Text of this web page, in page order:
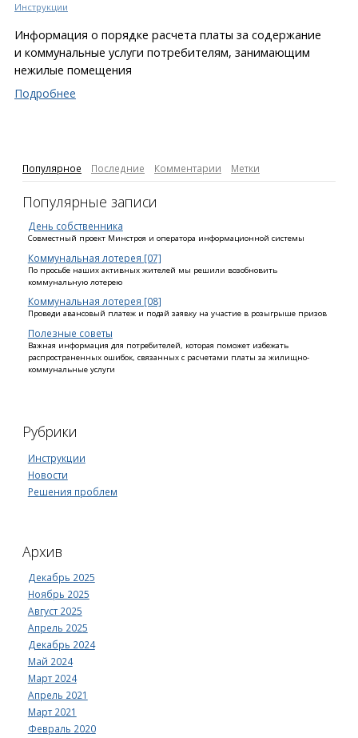
Инструкции
Информация о порядке расчета платы за содержание
и коммунальные услуги потребителям, занимающим
нежилые помещения
Подробнее
Популярное Последние Комментарии Метки
Популярные записи
День собственника
Совместный проект Минстроя и оператора информационной системы
Комму­нальная лотерея [07]
По просьбе наших активных жителей мы решили возобновить
коммунальную лотерею
Комму­нальная лотерея [08]
Проведи авансовый платеж и подай заявку на участие в розыгрыше призов
Полезные советы
Важная информация для потребителей, которая поможет избежать
распространенных ошибок, связанных с расчетами платы за жилищно-
коммунальные услуги
Рубрики
Инструкции
Новости
Решения проблем
Архив
Декабрь 2025
Ноябрь 2025
Август 2025
Апрель 2025
Декабрь 2024
Май 2024
Март 2024
Апрель 2021
Март 2021
Февраль 2020